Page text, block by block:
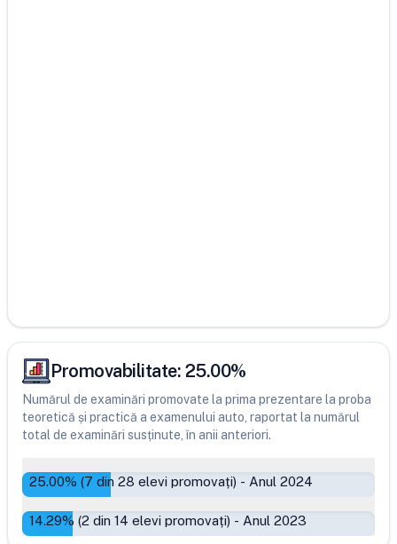
Promovabilitate: 25.00%
Numărul de examinări promovate la prima prezentare la proba
teoretică și practică a examenului auto, raportat la numărul
total de examinări susținute, în anii anteriori.
25.00% (7 din 28 elevi promovați) - Anul 2024
14.29% (2 din 14 elevi promovați) - Anul 2023